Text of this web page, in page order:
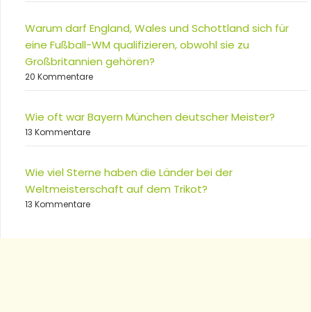
Warum darf England, Wales und Schottland sich für
eine Fußball-WM qualifizieren, obwohl sie zu
Großbritannien gehören?
20 Kommentare
Wie oft war Bayern München deutscher Meister?
13 Kommentare
Wie viel Sterne haben die Länder bei der
Weltmeisterschaft auf dem Trikot?
13 Kommentare